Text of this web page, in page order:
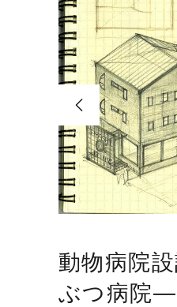
動物病院
ぶつ病院―